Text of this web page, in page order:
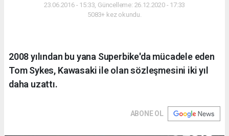
23.06.2016 - 15:33, Güncelleme: 26.12.2020 - 17:33
5083+ kez okundu.
2008 yılından bu yana Superbike'da mücadele eden
Tom Sykes, Kawasaki ile olan sözleşmesini iki yıl
daha uzattı.
ABONE OL